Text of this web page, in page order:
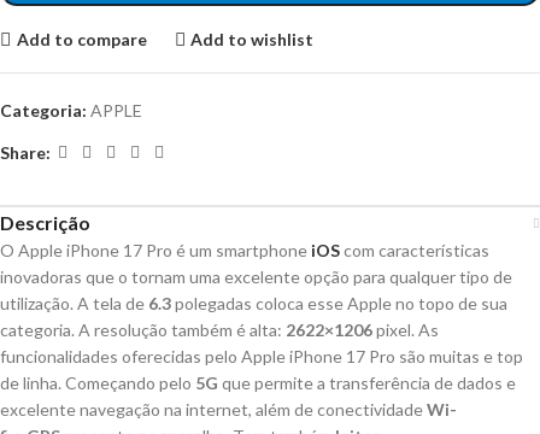
Add to compare Add to wishlist
Categoria: APPLE
Share:
Descrição
O Apple iPhone 17 Pro é um smartphone iOScom características
inovadoras que o tornam uma excelente opção para qualquer tipo de
utilização. A tela de 6.3polegadas coloca esse Apple no topo de sua
categoria. A resolução também é alta: 2622×1206pixel. As
funcionalidades oferecidas pelo Apple iPhone 17 Pro são muitas e top
de linha. Começando pelo 5G que permite a transferência de dados e
excelente navegação na internet, além de conectividadeWi-